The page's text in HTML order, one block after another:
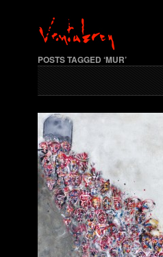
POSTS TAGGED ‘MUR’